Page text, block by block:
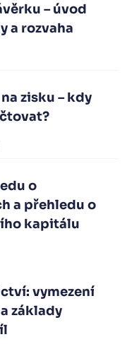
– úvod
a rozvaha
zisku – kdy
o
a přehledu o
kapitálu
vymezení
základy